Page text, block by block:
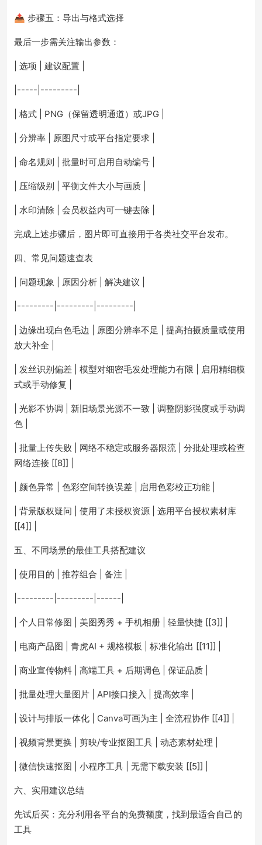
📤 步骤五：导出与格式选择
最后一步需关注输出参数：
| 选项 | 建议配置 |
|-----|---------|
| 格式 | PNG（保留透明通道）或JPG |
| 分辨率 | 原图尺寸或平台指定要求 |
| 命名规则 | 批量时可启用自动编号 |
| 压缩级别 | 平衡文件大小与画质 |
| 水印清除 | 会员权益内可一键去除 |
完成上述步骤后，图片即可直接用于各类社交平台发布。
四、常见问题速查表
| 问题现象 | 原因分析 | 解决建议 |
|---------|---------|---------|
| 边缘出现白色毛边 | 原图分辨率不足 | 提高拍摄质量或使用
放大补全 |
| 发丝识别偏差 | 模型对细密毛发处理能力有限 | 启用精细模
式或手动修复 |
| 光影不协调 | 新旧场景光源不一致 | 调整阴影强度或手动调
色 |
| 批量上传失败 | 网络不稳定或服务器限流 | 分批处理或检查
网络连接 [[8]] |
| 颜色异常 | 色彩空间转换误差 | 启用色彩校正功能 |
| 背景版权疑问 | 使用了未授权资源 | 选用平台授权素材库
[[4]] |
五、不同场景的最佳工具搭配建议
| 使用目的 | 推荐组合 | 备注 |
|---------|---------|------|
| 个人日常修图 | 美图秀秀 + 手机相册 | 轻量快捷 [[3]] |
| 电商产品图 | 青虎AI + 规格模板 | 标准化输出 [[11]] |
| 商业宣传物料 | 高端工具 + 后期调色 | 保证品质 |
| 批量处理大量图片 | API接口接入 | 提高效率 |
| 设计与排版一体化 | Canva可画为主 | 全流程协作 [[4]] |
| 视频背景更换 | 剪映/专业抠图工具 | 动态素材处理 |
| 微信快速抠图 | 小程序工具 | 无需下载安装 [[5]] |
六、实用建议总结
先试后买：充分利用各平台的免费额度，找到最适合自己的
工具